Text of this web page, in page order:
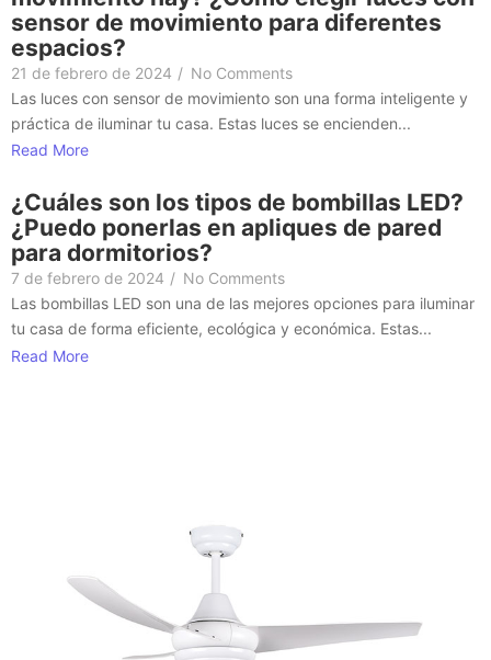
sensor de movimiento para diferentes
espacios?
21 de febrero de 2024 / No Comments
Las luces con sensor de movimiento son una forma inteligente y
práctica de iluminar tu casa. Estas luces se encienden...
Read More
¿Cuáles son los tipos de bombillas LED?
¿Puedo ponerlas en apliques de pared
para dormitorios?
7 de febrero de 2024 / No Comments
Las bombillas LED son una de las mejores opciones para iluminar
tu casa de forma eficiente, ecológica y económica. Estas...
Read More